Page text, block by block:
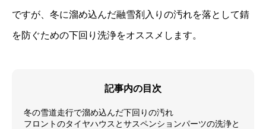
ですが、冬に溜め込んだ融雪剤入りの汚れを落として錆
を防ぐための下回り洗浄をオススメします。
記事内の目次
冬の雪道走行で溜め込んだ下回りの汚れ
フロントのタイヤハウスとサスペンションパーツの洗浄と